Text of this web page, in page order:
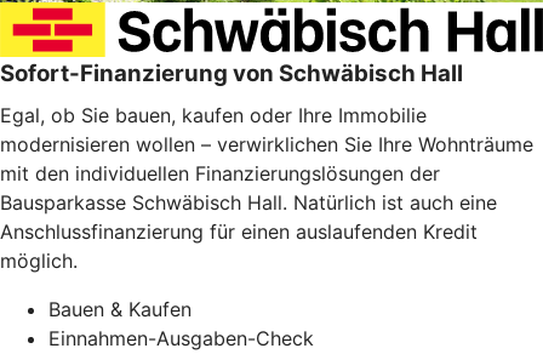
Sofort-Finanzierung von Schwäbisch Hall
Egal, ob Sie bauen, kaufen oder Ihre Immobilie
modernisieren wollen – verwirklichen Sie Ihre Wohnträume
mit den individuellen Finanzierungslösungen der
Bausparkasse Schwäbisch Hall. Natürlich ist auch eine
Anschlussfinanzierung für einen auslaufenden Kredit
möglich.
Bauen & Kaufen
Einnahmen-Ausgaben-Check